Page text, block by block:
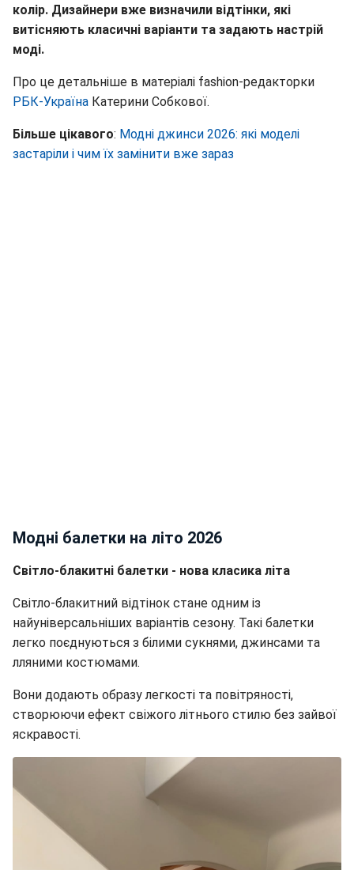
колір. Дизайнери вже визначили відтінки, які
витісняють класичні варіанти та задають настрій
моді.
Про це детальніше в матеріалі fashion-редакторки
РБК-Україна Катерини Собкової.
Більше цікавого: Модні джинси 2026: які моделі
застаріли і чим їх замінити вже зараз
Модні балетки на літо 2026
Світло-блакитні балетки - нова класика літа
Світло-блакитний відтінок стане одним із
найуніверсальніших варіантів сезону. Такі балетки
легко поєднуються з білими сукнями, джинсами та
лляними костюмами.
Вони додають образу легкості та повітряності,
створюючи ефект свіжого літнього стилю без зайвої
яскравості.